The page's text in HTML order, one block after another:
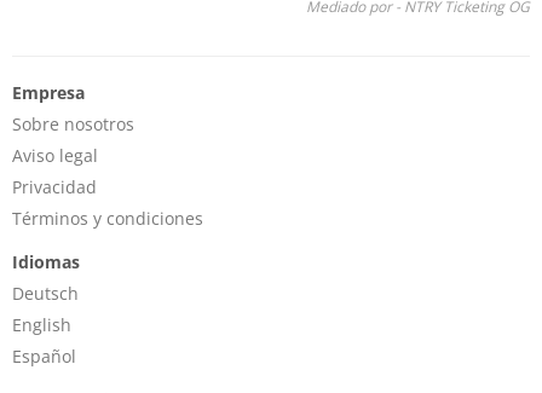
Mediado por - NTRY Ticketing OG
Empresa
Sobre nosotros
Aviso legal
Privacidad
Términos y condiciones
Idiomas
Deutsch
English
Español